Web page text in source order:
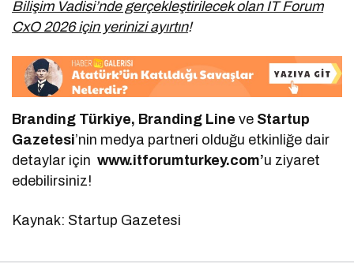
Bilişim Vadisi’nde gerçekleştirilecek olan IT Forum
CxO 2026 için yerinizi ayırtın!
Branding Türkiye, Branding Lineve Startup
Gazetesi’nin medya partneri olduğu etkinliğe dair
detaylar içinwww.itforumturkey.com’u ziyaret
edebilirsiniz!
Kaynak: Startup Gazetesi